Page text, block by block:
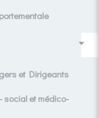
et Dirigeants
social et médico-